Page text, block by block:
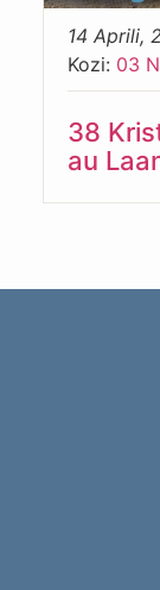
14 Aprili,
Kozi: 03
38
au